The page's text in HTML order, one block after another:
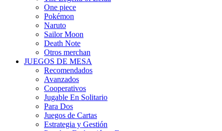
One piece
Pokémon
Naruto
Sailor Moon
Death Note
Otros merchan
JUEGOS DE MESA
Recomendados
Avanzados
Cooperativos
Jugable En Solitario
Para Dos
Juegos de Cartas
Estrategia y Gestión